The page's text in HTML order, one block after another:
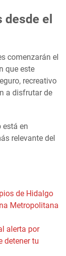
el
comenzarán el
que este
recreativo
a disfrutar de
está en
relevante del
de Hidalgo
Metropolitana
alerta por
detener tu